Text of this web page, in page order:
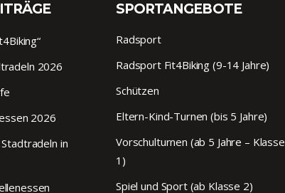
2026
2026
in
SPORTANGEBOTE
Radsport
Radsport Fit4Biking (9-14 Jahre)
Schützen
Eltern-Kind-Turnen (bis 5 Jahre)
Vorschulturnen (ab 5 Jahre – Klasse
1)
Spiel und Sport (ab Klasse 2)